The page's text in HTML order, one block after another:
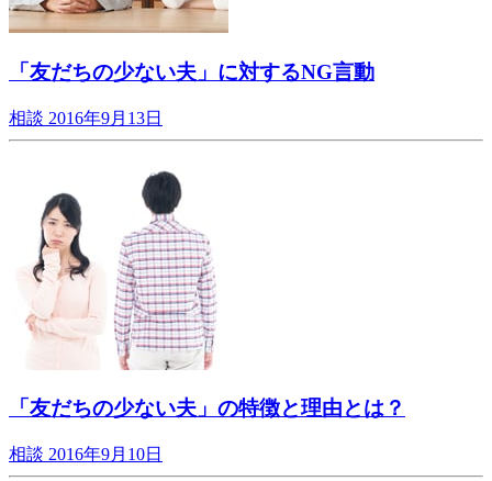
「友だちの少ない夫」に対するNG言動
相談 2016年9月13日
「友だちの少ない夫」の特徴と理由とは？
相談 2016年9月10日